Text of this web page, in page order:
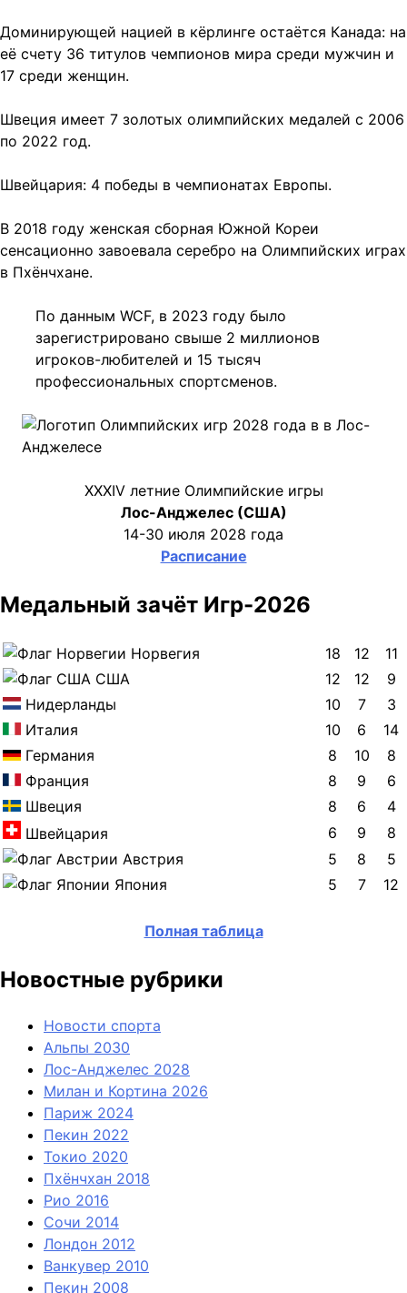
Доминирующей нацией в кёрлинге остаётся Канада: на
её счету 36 титулов чемпионов мира среди мужчин и
17 среди женщин.
Швеция имеет 7 золотых олимпийских медалей с 2006
по 2022 год.
Швейцария: 4 победы в чемпионатах Европы.
В 2018 году женская сборная Южной Кореи
сенсационно завоевала серебро на Олимпийских играх
в Пхёнчхане.
По данным WCF, в 2023 году было
зарегистрировано свыше 2 миллионов
игроков-любителей и 15 тысяч
профессиональных спортсменов.
XXXIV летние Олимпийские игры
Лос-Анджелес (США)
14-30 июля 2028 года
Расписание
Медальный зачёт Игр-2026
Норвегия 18 12
11
США
12 12
9
Нидерланды
10 7
3
Италия
10 6
14
Германия
8 10
8
Франция
8 9
6
Швеция
8 6
4
Швейцария
6 9
8
Австрия
5 8
5
Япония
5 7 12
Полная таблица
Новостные рубрики
Новости спорта
Альпы 2030
Лос-Анджелес 2028
Милан и Кортина 2026
Париж 2024
Пекин 2022
Токио 2020
Пхёнчхан 2018
Рио 2016
Сочи 2014
Лондон 2012
Ванкувер 2010
Пекин 2008